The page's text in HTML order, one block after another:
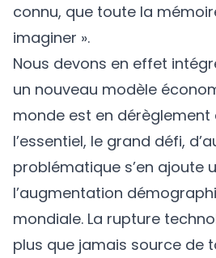
connu, que toute la
imaginer ».
Nous devons en effet
un nouveau modèle
monde est en dérèglement
l’essentiel, le grand défi,
problématique s’en ajoute
l’augmentation
mondiale. La rupture
plus que jamais source de